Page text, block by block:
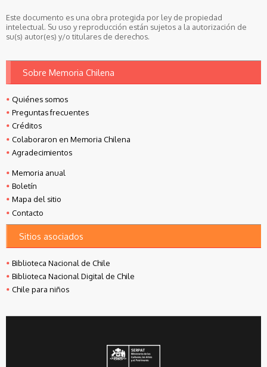
Este documento es una obra protegida por ley de propiedad
intelectual. Su uso y reproducción están sujetos a la autorización de
su(s) autor(es) y/o titulares de derechos.
Sobre Memoria Chilena
Quiénes somos
Preguntas frecuentes
Créditos
Colaboraron en Memoria Chilena
Agradecimientos
Memoria anual
Boletín
Mapa del sitio
Contacto
Sitios asociados
Biblioteca Nacional de Chile
Biblioteca Nacional Digital de Chile
Chile para niños